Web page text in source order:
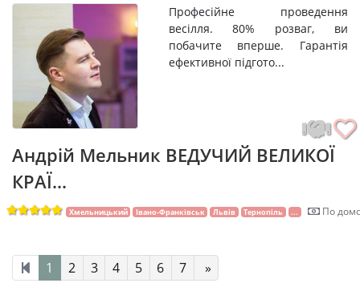
Професійне проведення
весілля. 80% розваг, ви
побачите вперше. Гарантія
ефективної підгото...
Андрій Мельник ВЕДУЧИЙ ВЕЛИКОЇ
КРАЇ...
Хмельницький Івано-Франківськ Львів Тернопіль ... По
1 2 3 4 5 6 7 »